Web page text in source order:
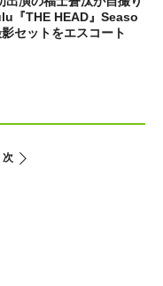
『THE HEAD』Seaso
セットをエスコート
次